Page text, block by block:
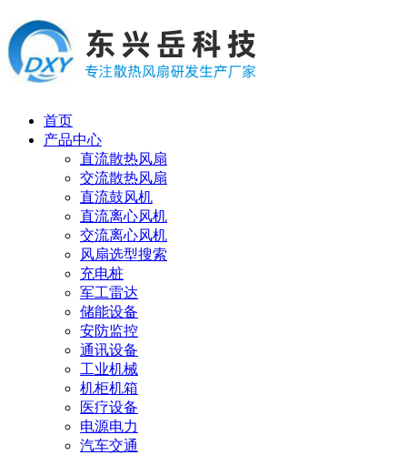
首页
产品中心
直流散热风扇
交流散热风扇
直流鼓风机
直流离心风机
交流离心风机
风扇选型搜索
充电桩
军工雷达
储能设备
安防监控
通讯设备
工业机械
机柜机箱
医疗设备
电源电力
汽车交通